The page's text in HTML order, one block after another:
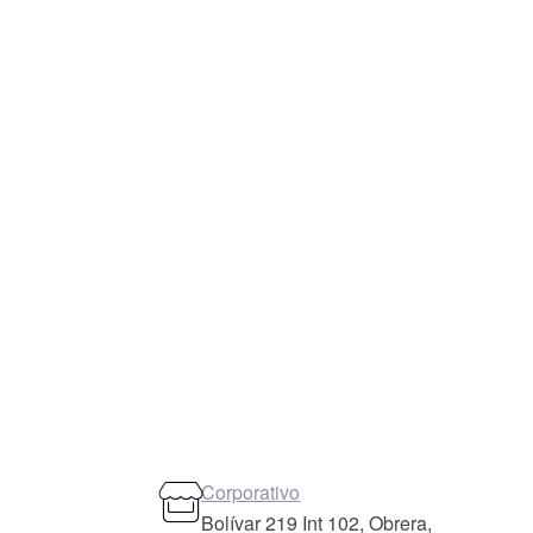
Corporativo
Bolívar 219 Int 102, Obrera,